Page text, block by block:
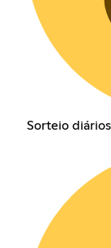
Sorteio